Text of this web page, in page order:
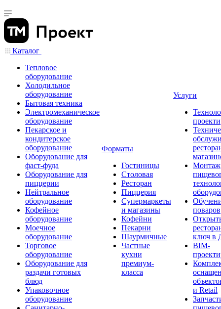
Каталог
Тепловое
оборудование
Холодильное
оборудование
Бытовая техника
Электромеханическое
оборудование
Пекарское и
кондитерское
оборудование
Оборудование для
фаст-фуда
Оборудование для
пиццерии
Нейтральное
оборудование
Кофейное
оборудование
Моечное
оборудование
Торговое
оборудование
Оборудование для
раздачи готовых
блюд
Упаковочное
оборудование
Форматы
Гостиницы
Столовая
Ресторан
Пиццерия
Супермаркеты
и магазины
Кофейни
Пекарни
Шаурмичные
Частные
кухни
премиум-
класса
Услуги
Монтаж
поваров
ключ в
BIM-
и Retail